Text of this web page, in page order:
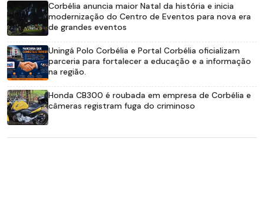
Corbélia anuncia maior Natal da história e inicia
modernização do Centro de Eventos para nova era
de grandes eventos
Uningá Polo Corbélia e Portal Corbélia oficializam
parceria para fortalecer a educação e a informação
na região.
Honda CB300 é roubada em empresa de Corbélia e
câmeras registram fuga do criminoso